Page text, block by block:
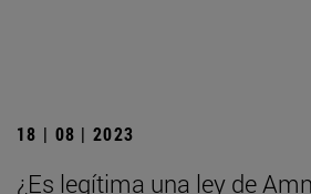
18 | 08 | 2023
¿Es legítima una ley de